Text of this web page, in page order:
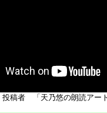
投稿者 「天乃悠の朗読ア